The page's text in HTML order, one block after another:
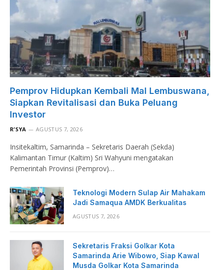
Pemprov Hidupkan Kembali Mal Lembuswana,
Siapkan Revitalisasi dan Buka Peluang
Investor
R’SYA AGUSTUS 7, 2026
Insitekaltim, Samarinda – Sekretaris Daerah (Sekda)
Kalimantan Timur (Kaltim) Sri Wahyuni mengatakan
Pemerintah Provinsi (Pemprov)…
Teknologi Modern Sulap Air Mahakam
Jadi Samaqua AMDK Berkualitas
AGUSTUS 7, 2026
Sekretaris Fraksi Golkar Kota
Samarinda Arie Wibowo, Siap Kawal
Musda Golkar Kota Samarinda